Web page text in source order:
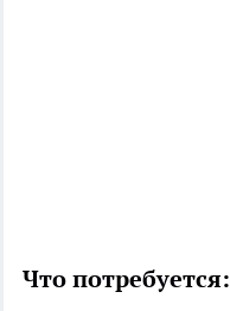
Что потребуется: